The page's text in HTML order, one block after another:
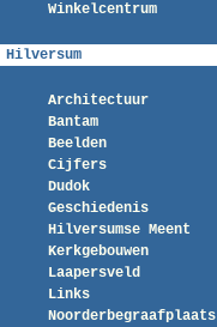
Winkelcentrum
Hilversum
Architectuur
Bantam
Beelden
Cijfers
Dudok
Geschiedenis
Hilversumse Meent
Kerkgebouwen
Laapersveld
Links
Noorderbegraafplaats